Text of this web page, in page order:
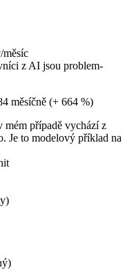
z AI jsou problem-
měsíčně (+ 664 %)
případě vychází z
Je to modelový příklad na